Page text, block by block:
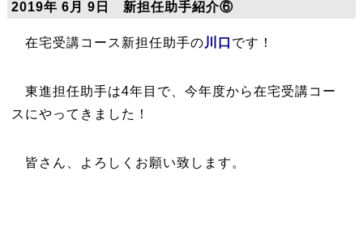
2019年 6月 9日 新担任助手紹介⑥
在宅受講コース新担任助手の 川口 です！
東進担任助手は4年目で、今年度から在宅受講コー
スにやってきました！
皆さん、よろしくお願い致します。